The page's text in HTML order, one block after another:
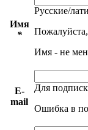
Имя
*
Русские/
Имя - не
E-
mail
Для
Ошибка в